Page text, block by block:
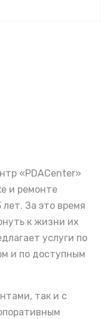
«PDACenter»
и ремонте
лет. За это время
к жизни их
услуги по
и по доступным
так и с